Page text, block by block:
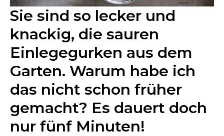
Sie sind so lecker und
knackig, die sauren
Einlegegurken aus dem
Garten. Warum habe ich
das nicht schon früher
gemacht? Es dauert doch
nur fünf Minuten!